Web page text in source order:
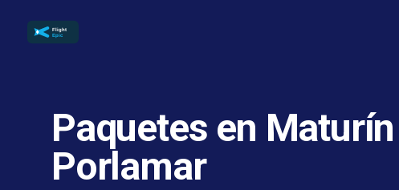
Paquetes en
Porlamar